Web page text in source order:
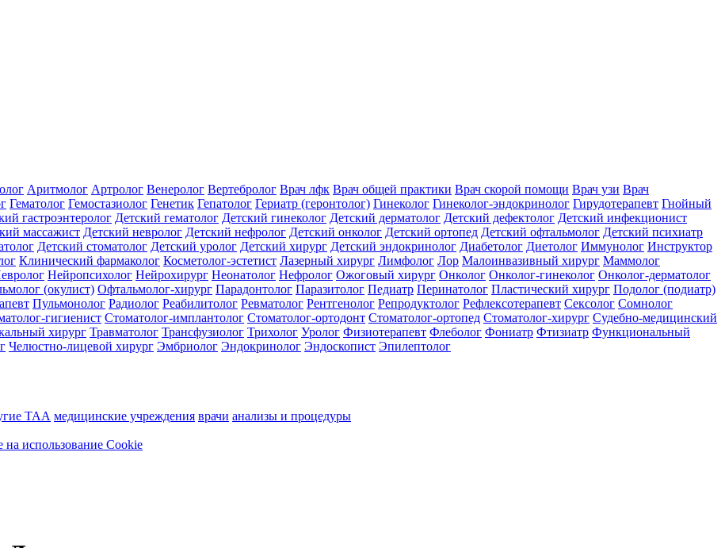
Аритмолог Артролог Венеролог Вертебролог Врач лфк Врач общей практики Врач скорой помощи Врач узи Врач
Гематолог Гемостазиолог Генетик Гепатолог Гериатр (геронтолог) Гинеколог Гинеколог-эндокринолог Гирудотерапевт Гнойный
гастроэнтеролог Детский гематолог Детский гинеколог Детский дерматолог Детский дефектолог Детский инфекционист
массажист Детский невролог Детский нефролог Детский онколог Детский ортопед Детский офтальмолог Детский психиатр
Детский стоматолог Детский уролог Детский хирург Детский эндокринолог Диабетолог Диетолог Иммунолог Инструктор
Клинический фармаколог Косметолог-эстетист Лазерный хирург Лимфолог Лор Малоинвазивный хирург Маммолог
Нейропсихолог Нейрохирург Неонатолог Нефролог Ожоговый хирург Онколог Онколог-гинеколог Онколог-дерматолог
(окулист) Офтальмолог-хирург Парадонтолог Паразитолог Педиатр Перинатолог Пластический хирург Подолог (подиатр)
Пульмонолог Радиолог Реабилитолог Ревматолог Рентгенолог Репродуктолог Рефлексотерапевт Сексолог Сомнолог
гигиенист Стоматолог-имплантолог Стоматолог-ортодонт Стоматолог-ортопед Стоматолог-хирург Судебно-медицинский
хирург Травматолог Трансфузиолог Трихолог Уролог Физиотерапевт Флеболог Фониатр Фтизиатр Функциональный
Челюстно-лицевой хирург Эмбриолог Эндокринолог Эндоскопист Эпилептолог
ТАА медицинские учреждения врачи анализы и процедуры
на использование Cookie